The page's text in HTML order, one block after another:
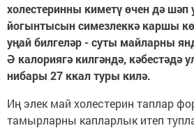
холестеринны киметү өчен дә шәп
йогынтысын симезлеккә каршы
уңай билгеләр - суты майларны
Ә калориягә килгәндә, кәбестәдә
нибары 27 ккал туры килә.
Иң элек май холестерин таплар
тамырларны капларлык итеп